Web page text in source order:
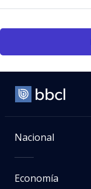
Nacional
Economía